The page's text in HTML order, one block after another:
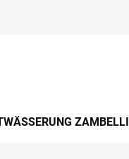
ZAMBELLI